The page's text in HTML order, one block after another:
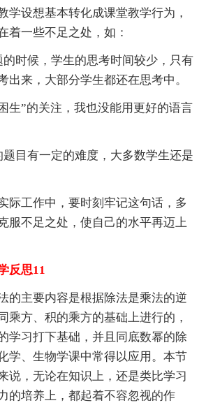
设想基本转化成课堂教学行为，
着一些不足之处，如：
时候，学生的思考时间较少，只有
出来，大部分学生都还在思考中。
”的关注，我也没能用更好的语言
有一定的难度，大多数学生还是
工作中，要时刻牢记这句话，多
服不足之处，使自己的水平再迈上
反思11
主要内容是根据除法是乘法的逆
乘方、积的乘方的基础上进行的，
学习打下基础，并且同底数幂的除
学、生物学课中常得以应用。本节
说，无论在知识上，还是类比学习
的培养上，都起着不容忽视的作